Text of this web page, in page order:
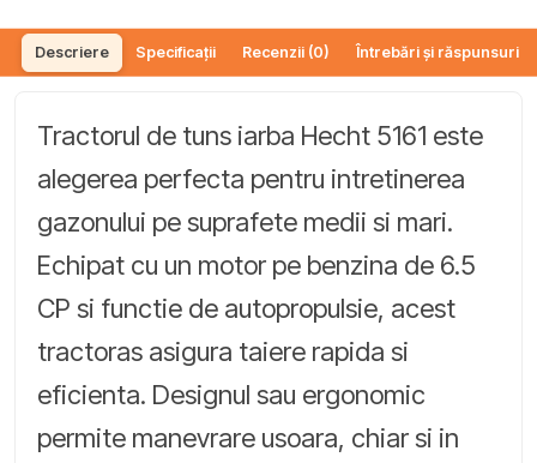
Descriere Specificații Recenzii (0) Întrebări și răspunsuri
Tractorul de tuns iarba Hecht 5161 este
alegerea perfecta pentru intretinerea
gazonului pe suprafete medii si mari.
Echipat cu un motor pe benzina de 6.5
CP si functie de autopropulsie, acest
tractoras asigura taiere rapida si
eficienta. Designul sau ergonomic
permite manevrare usoara, chiar si in